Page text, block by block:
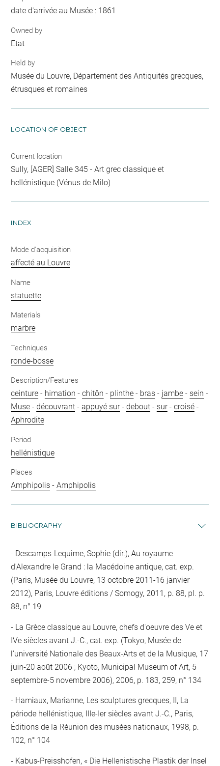
date d'arrivée au Musée : 1861
Owned by
Etat
Held by
Musée du Louvre, Département des Antiquités grecques,
étrusques et romaines
LOCATION OF OBJECT
Current location
Sully, [AGER] Salle 345 - Art grec classique et
hellénistique (Vénus de Milo)
INDEX
Mode d'acquisition
affecté au Louvre
Name
statuette
Materials
marbre
Techniques
ronde-bosse
Description/Features
ceinture - himation -chitôn - plinthe - bras - jambe - sein -
Muse -découvrant -appuyé sur-debout - sur-croisé -
Aphrodite
Period
hellénistique
Places
Amphipolis -Amphipolis
BIBLIOGRAPHY
Descamps-Lequime, Sophie (dir.), Au royaume
d'Alexandre le Grand : la Macédoine antique, cat. exp.
(Paris, Musée du Louvre, 13 octobre 2011-16 janvier
2012), Paris, Louvre éditions / Somogy, 2011, p. 88, pl. p.
88, n° 19
La Grèce classique au Louvre, chefs d'oeuvre des Ve et
IVe siècles avant J.-C., cat. exp. (Tokyo, Musée de
l'université Nationale des Beaux-Arts et de la Musique, 17
juin-20 août 2006 ; Kyoto, Municipal Museum of Art, 5
septembre-5 novembre 2006), 2006, p. 183, 259, n° 134
Hamiaux, Marianne, Les sculptures grecques, II, La
période hellénistique, IIIe-Ier siècles avant J.-C., Paris,
Éditions de la Réunion des musées nationaux, 1998, p.
102, n° 104
Kabus-Preisshofen, « Die Hellenistische Plastik der Insel